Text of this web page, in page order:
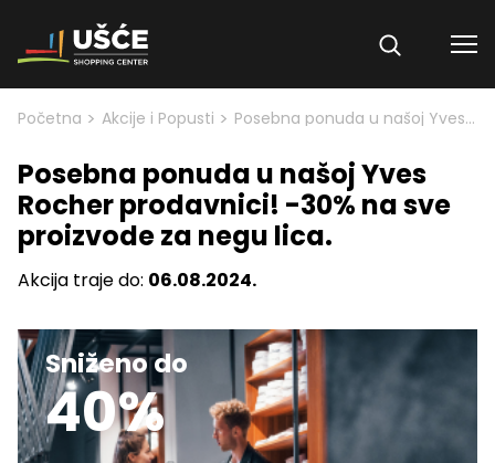
Skip to content
Početna > Akcije i Popusti > Posebna ponuda u našoj Yves Rocher prodavnici! -30% na sve proizvode za negu lica.
Posebna ponuda u našoj Yves
Rocher prodavnici! -30% na sve
proizvode za negu lica.
Akcija traje do: 06.08.2024.
Sniženo do
40%